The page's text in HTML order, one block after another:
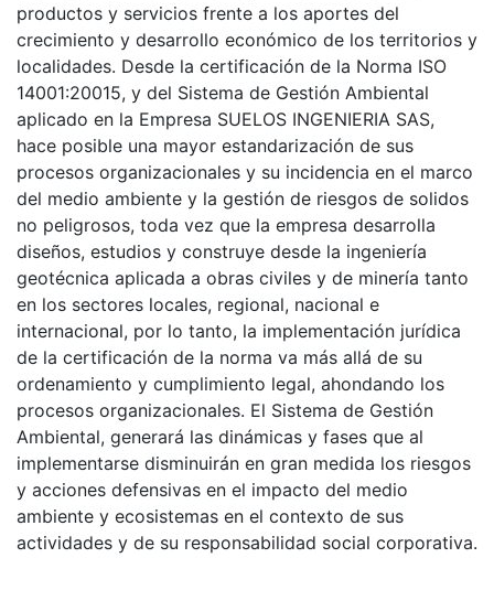
productos y servicios frente a los aportes del
crecimiento y desarrollo económico de los territorios y
localidades. Desde la certificación de la Norma ISO
14001:20015, y del Sistema de Gestión Ambiental
aplicado en la Empresa SUELOS INGENIERIA SAS,
hace posible una mayor estandarización de sus
procesos organizacionales y su incidencia en el marco
del medio ambiente y la gestión de riesgos de solidos
no peligrosos, toda vez que la empresa desarrolla
diseños, estudios y construye desde la ingeniería
geotécnica aplicada a obras civiles y de minería tanto
en los sectores locales, regional, nacional e
internacional, por lo tanto, la implementación jurídica
de la certificación de la norma va más allá de su
ordenamiento y cumplimiento legal, ahondando los
procesos organizacionales. El Sistema de Gestión
Ambiental, generará las dinámicas y fases que al
implementarse disminuirán en gran medida los riesgos
y acciones defensivas en el impacto del medio
ambiente y ecosistemas en el contexto de sus
actividades y de su responsabilidad social corporativa.